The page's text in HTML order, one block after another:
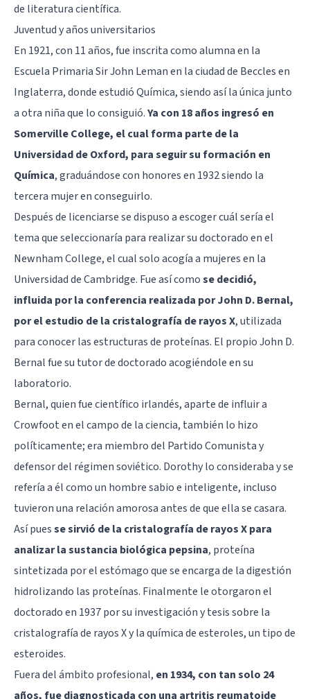
de literatura científica.
Juventud y años universitarios
En 1921, con 11 años, fue inscrita como alumna en la
Escuela Primaria Sir John Leman en la ciudad de Beccles en
Inglaterra, donde estudió Química, siendo así la única junto
a otra niña que lo consiguió.Ya con 18 años ingresó en
Somerville College, el cual forma parte de la
Universidad de Oxford, para seguir su formación en
Química, graduándose con honores en 1932 siendo la
tercera mujer en conseguirlo.
Después de licenciarse se dispuso a escoger cuál sería el
tema que seleccionaría para realizar su doctorado en el
Newnham College, el cual solo acogía a mujeres en la
Universidad de Cambridge. Fue así comose decidió,
influida por la conferencia realizada por John D. Bernal,
por el estudio de la cristalografía de rayos X, utilizada
para conocer las estructuras de proteínas. El propio John D.
Bernal fue su tutor de doctorado acogiéndole en su
laboratorio.
Bernal, quien fue científico irlandés, aparte de influir a
Crowfoot en el campo de la ciencia, también lo hizo
políticamente; era miembro del Partido Comunista y
defensor del régimen soviético. Dorothy lo consideraba y se
refería a él como un hombre sabio e inteligente, incluso
tuvieron una relación amorosa antes de que ella se casara.
Así puesse sirvió de la cristalografía de rayos X para
analizar la sustancia biológica pepsina, proteína
sintetizada por el estómago que se encarga de la digestión
hidrolizando las proteínas. Finalmente le otorgaron el
doctorado en 1937 por su investigación y tesis sobre la
cristalografía de rayos X y la química de esteroles, un tipo de
esteroides.
Fuera del ámbito profesional, en 1934, con tan solo 24
años, fue diagnosticada con una artritis reumatoide